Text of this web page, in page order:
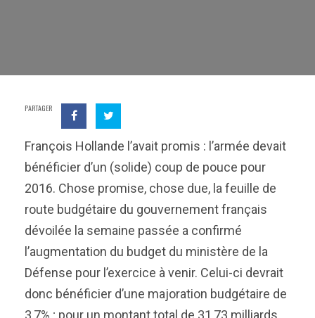
PARTAGER
François Hollande l’avait promis : l’armée devait
bénéficier d’un (solide) coup de pouce pour
2016. Chose promise, chose due, la feuille de
route budgétaire du gouvernement français
dévoilée la semaine passée a confirmé
l’augmentation du budget du ministère de la
Défense pour l’exercice à venir. Celui-ci devrait
donc bénéficier d’une majoration budgétaire de
3,7% ; pour un montant total de 31,73 milliards